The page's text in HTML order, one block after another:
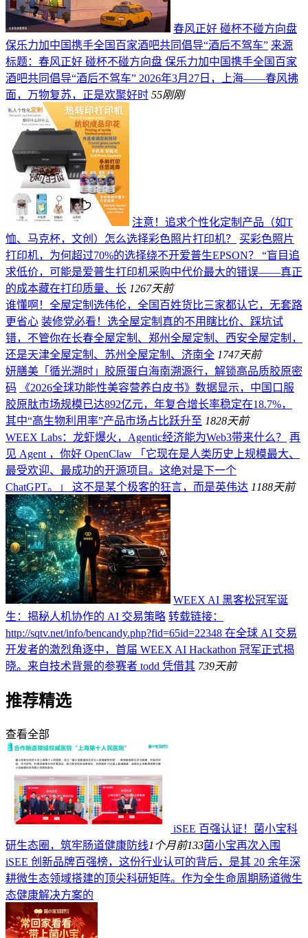
春风正好 碰杯不碰方向盘
保乐力加中国携手全国百家酒吧共同倡导“酒后不驾车” 来源
标题：春风正好 碰杯不碰方向盘 保乐力加中国携手全国百家
酒吧共同倡导“酒后不驾车” 2026年3月27日，上海——春风拂
面，万物复苏，正是欢聚好时 55刚刚
注意！追求个性化定制产品（如T
恤、马克杯，文创）怎么选择彩色照片打印机？
买彩色照片
打印机，为何超过70%的选择绕不开爱普生EPSON？ “盲目追
求低价，可能是爱普生打印机采购中代价最大的错误——真正
的成本藏在打印质量、长 1267天前
谁懂啊！全屋定制选伟伦，全国百姓货比三家都认它，无套路
更省心 装修党必看！选全屋定制真的不用瞎比价、踩坑试
错，不管你在长春全屋定制、郑州全屋定制、西安全屋定制，
还是天津全屋定制、苏州全屋定制、济南全 1747天前
妍膳美「循光溯时」胶原蛋白海南溯源行，解锁高品质胶原密
码
《2026全球功能性美容营养白皮书》数据显示，中国口服
胶原肽市场规模已达892亿元，年复合增长率稳定在18.7%，
其中“高生物利用率”产品市场占比跃升至 1828天前
WEEX Labs：龙虾爆火，Agentic经济能为Web3带来什么？
再
见 Agent ，你好 OpenClaw 「它现在是人类历史上规模最大、
最受欢迎、最成功的开源项目。这绝对是下一个
ChatGPT。」 这不是某个极客的狂言，而是英伟达 1188天前
WEEX AI 黑客松冠军诞
生：揭秘人机协作的 AI 交易策略 转载链接：
http://sqtv.net/info/bencandy.php?fid=65id=22348 在全球 AI 交易
开发者的激烈角逐中，首届 WEEX AI Hackathon 冠军正式揭
晓。来自技术背景的参赛者 todd 凭借其 739天前
推荐精选
查看全部
iSEE 百强认证！菌小宝科
研生态圈，筑牢肠道健康防线1个月前133菌小宝再次入围
iSEE 创新品牌百强榜，这份行业认可的背后，是其 20 余年深
耕微生态领域搭建的顶尖科研矩阵。作为全生命周期肠道微生
态健康解决方案的